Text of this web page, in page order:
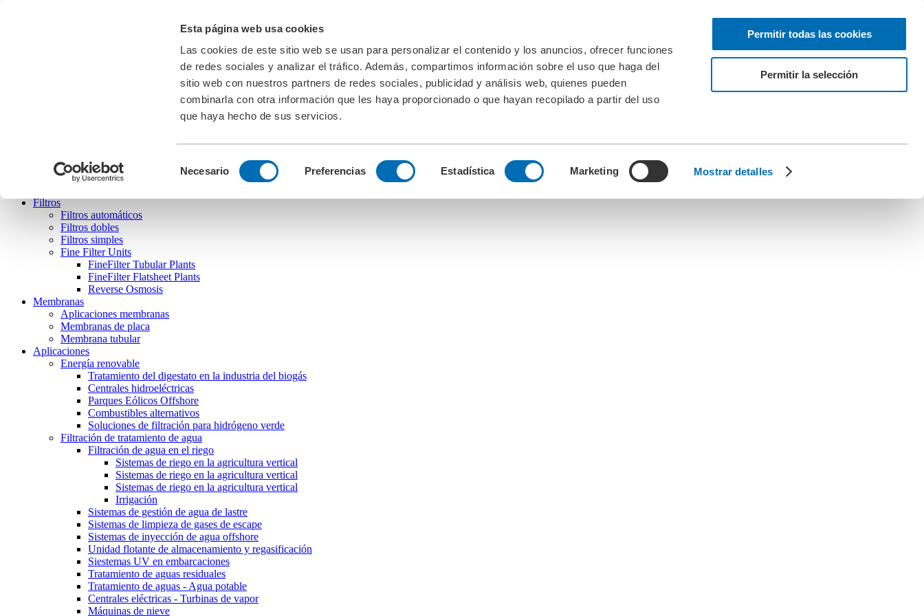
Esta página web usa cookies
Las cookies de este sitio web se usan para personalizar el contenido y los anuncios, ofrecer funciones
de redes sociales y analizar el tráfico. Además, compartimos información sobre el uso que haga del
sitio web con nuestros partners de redes sociales, publicidad y análisis web, quienes pueden
combinarla con otra información que les haya proporcionado o que hayan recopilado a partir del uso
que haya hecho de sus servicios.
de
Necesario Preferencias Estadística Marketing Mostrar detalles
Permitir todas las cookies
Permitir la selección
Filtros
Filtros automáticos
Filtros dobles
Filtros simples
Fine Filter Units
FineFilter Tubular Plants
FineFilter Flatsheet Plants
Reverse Osmosis
Membranas
Aplicaciones membranas
Membranas de placa
Membrana tubular
Aplicaciones
Energía renovable
Tratamiento del digestato en la industria del biogás
Centrales hidroeléctricas
Parques Eólicos Offshore
Combustibles alternativos
Soluciones de filtración para hidrógeno verde
Filtración de tratamiento de agua
Filtración de agua en el riego
Sistemas de riego en la agricultura vertical
Sistemas de riego en la agricultura vertical
Sistemas de riego en la agricultura vertical
Irrigación
Sistemas de gestión de agua de lastre
Sistemas de limpieza de gases de escape
Sistemas de inyección de agua offshore
Unidad flotante de almacenamiento y regasificación
Siestemas UV en embarcaciones
Tratamiento de aguas residuales
Tratamiento de aguas - Agua potable
Centrales eléctricas - Turbinas de vapor
Máquinas de nieve